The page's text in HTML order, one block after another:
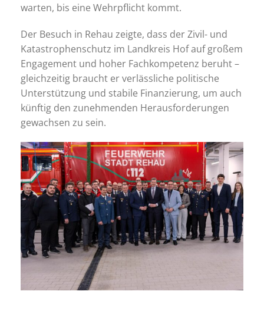
warten, bis eine Wehrpflicht kommt.
Der Besuch in Rehau zeigte, dass der Zivil- und
Katastrophenschutz im Landkreis Hof auf großem
Engagement und hoher Fachkompetenz beruht –
gleichzeitig braucht er verlässliche politische
Unterstützung und stabile Finanzierung, um auch
künftig den zunehmenden Herausforderungen
gewachsen zu sein.